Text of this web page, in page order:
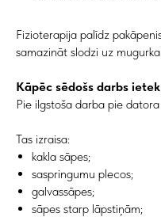
Fizioterapija palīdz
samazināt slodzi uz
Kāpēc sēdošs darbs
Pie ilgstoša darba pie
Tas izraisa:
kakla sāpes;
saspringumu plecos;
galvassāpes;
sāpes starp lāpstiņām;